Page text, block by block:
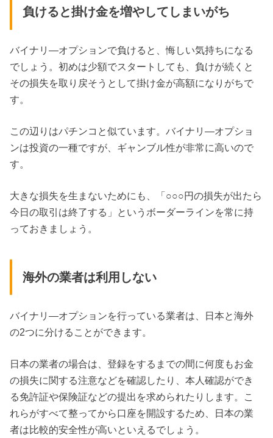
負けると掛け金を増やしてしまいがち
バイナリ―オプションで負けると、悔しい気持ちになる
でしょう。初めは少額でスタートしても、負けが続くと
その損失を取り戻そうとして掛け金が高額になりがちで
す。
この辺りはパチンコと似ています。バイナリ―オプショ
ンは投資の一種ですが、ギャンブル性が非常に高いので
す。
大きな損失を生まないためにも、「○○○円の損失が出たら
今日の取引は終了する」というボーダーラインを常に持
っておきましょう。
海外の業者は利用しない
バイナリ―オプションを行っている業者は、日本と海外
の2つに分けることができます。
日本の業者の場合は、登録をするまでの間に何度もお金
の損失に関する注意などを確認したり、本人確認ができ
る免許証や保険証などの提出を求められたりします。こ
れらがすべて整ってから口座を開設するため、日本の業
者は比較的安全性が高いといえるでしょう。